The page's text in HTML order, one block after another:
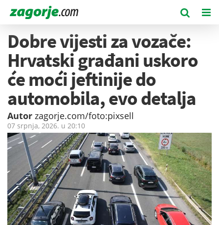
Dobre vijesti za vozače:
Hrvatski građani uskoro
će moći jeftinije do
automobila, evo detalja
Autor zagorje.com/foto:pixsell
07 srpnja, 2026. u 20:10